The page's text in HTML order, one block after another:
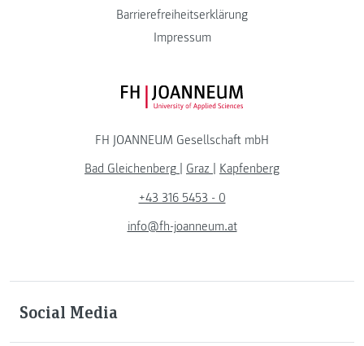
Barrierefreiheitserklärung
Impressum
FH JOANNEUM Logo
FH JOANNEUM Gesellschaft mbH
Bad Gleichenberg
Graz
Kapfenberg
+43 316 5453 - 0
info@fh-joanneum.at
Social Media